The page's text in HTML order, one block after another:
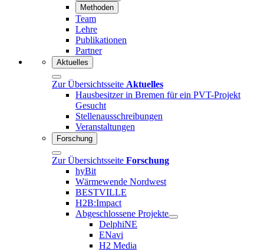
Methoden
Team
Lehre
Publikationen
Partner
Aktuelles
Zur Übersichtsseite Aktuelles
Hausbesitzer in Bremen für ein PVT-Projekt
Gesucht
Stellenausschreibungen
Veranstaltungen
Forschung
Zur Übersichtsseite Forschung
hyBit
Wärmewende Nordwest
BESTVILLE
H2B:Impact
Abgeschlossene Projekte
DelphiNE
ENavi
H2 Media